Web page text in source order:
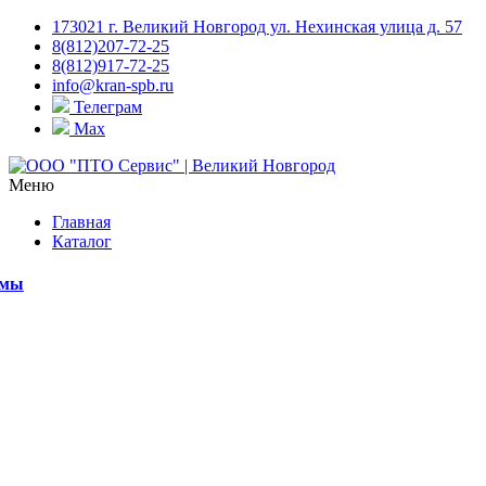
173021 г. Великий Новгород ул. Нехинская улица д. 57
8(812)207-72-25
8(812)917-72-25
info@kran-spb.ru
Телеграм
Max
Меню
Главная
Каталог